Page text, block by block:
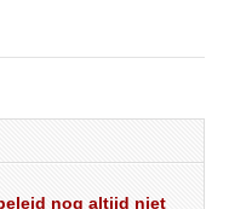
nog altijd niet